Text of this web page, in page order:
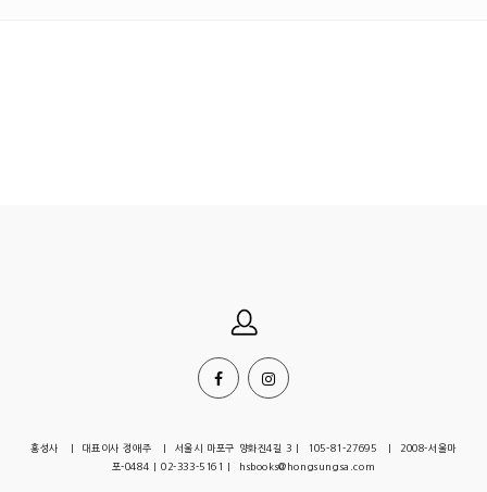
홍성사 | 대표이사 정애주 | 서울시 마포구 양화진4길 3 | 105-81-27695 | 2008-서울마
포-0484 | 02-333-5161 | hsbooks@hongsungsa.com